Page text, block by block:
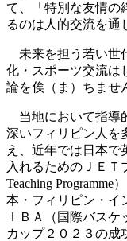
て、「特別な友情の
るのは人的交流を通
未来を担う若い世
化・スポーツ交流は
論を俟（ま）ちませ
当地において指導
深いフィリピン人を
え、近年では日本で
入れるためのＪＥＴ
Teaching Programme
本・フィリピン・イ
ＩＢＡ（国際バス
カップ２０２３の成